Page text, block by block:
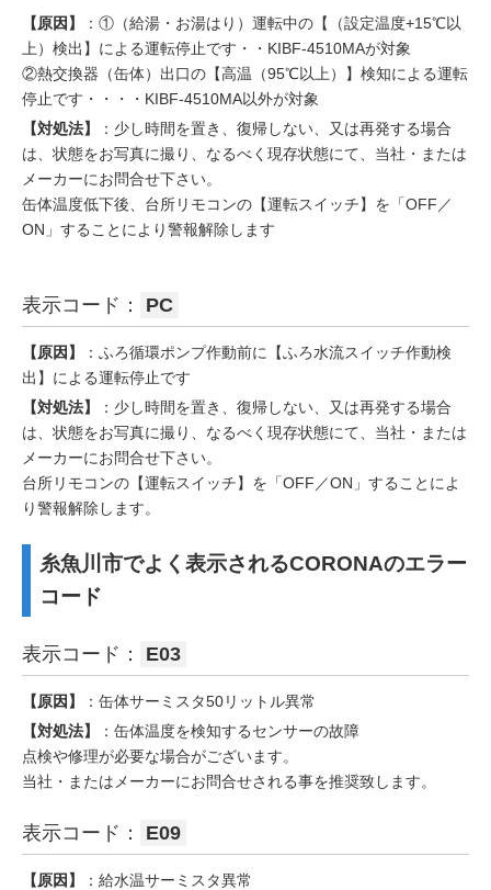
【原因】
：①（給湯・お湯はり）運転中の【（設定温度+15℃以
上）検出】による運転停止です・・KIBF-4510MAが対象
②熱交換器（缶体）出口の【高温（95℃以上）】検知による運転
停止です・・・・KIBF-4510MA以外が対象
【対処法】
：少し時間を置き、復帰しない、又は再発する場合
は、状態をお写真に撮り、なるべく現存状態にて、当社・または
メーカーにお問合せ下さい。
缶体温度低下後、台所リモコンの【運転スイッチ】を「OFF／
ON」することにより警報解除します
表示コード： PC
【原因】
：ふろ循環ポンプ作動前に【ふろ水流スイッチ作動検
出】による運転停止です
【対処法】
：少し時間を置き、復帰しない、又は再発する場合
は、状態をお写真に撮り、なるべく現存状態にて、当社・または
メーカーにお問合せ下さい。
台所リモコンの【運転スイッチ】を「OFF／ON」することによ
り警報解除します。
糸魚川市でよく表示されるCORONAのエラー
コード
表示コード： E03
【原因】
：缶体サーミスタ50リットル異常
【対処法】
：缶体温度を検知するセンサーの故障
点検や修理が必要な場合がございます。
当社・またはメーカーにお問合せされる事を推奨致します。
表示コード： E09
【原因】
：給水温サーミスタ異常